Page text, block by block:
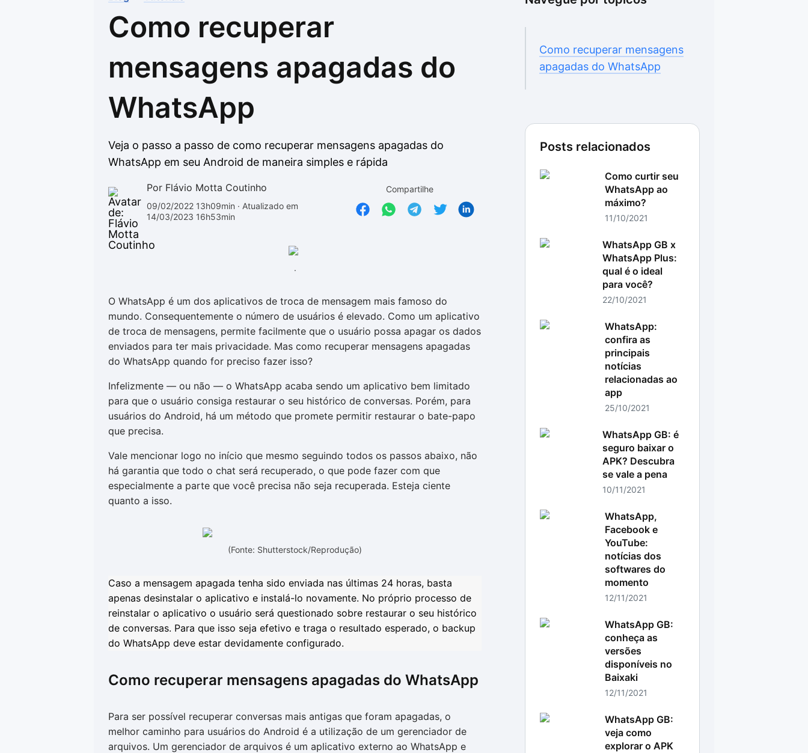
Drivers
Outros
Como recuperar
mensagens apagadas do
WhatsApp
Veja o passo a passo de como recuperar mensagens apagadas do
WhatsApp em seu Android de maneira simples e rápida
Por Flávio Motta Coutinho
09/02/2022 13h09min · Atualizado em
14/03/2023 16h53min
Compartilhe
.
O WhatsApp é um dos aplicativos de troca de mensagem mais famoso do
mundo. Consequentemente o número de usuários é elevado. Como um aplicativo
de troca de mensagens, permite facilmente que o usuário possa apagar os dados
enviados para ter mais privacidade. Mas como recuperar mensagens apagadas
do WhatsApp quando for preciso fazer isso?
Infelizmente — ou não — o WhatsApp acaba sendo um aplicativo bem limitado
para que o usuário consiga restaurar o seu histórico de conversas. Porém, para
usuários do Android, há um método que promete permitir restaurar o bate-papo
que precisa.
Vale mencionar logo no início que mesmo seguindo todos os passos abaixo, não
há garantia que todo o chat será recuperado, o que pode fazer com que
especialmente a parte que você precisa não seja recuperada. Esteja ciente
quanto a isso.
(Fonte: Shutterstock/Reprodução)
Caso a mensagem apagada tenha sido enviada nas últimas 24 horas, basta
apenas desinstalar o aplicativo e instalá-lo novamente. No próprio processo de
reinstalar o aplicativo o usuário será questionado sobre restaurar o seu histórico
de conversas. Para que isso seja efetivo e traga o resultado esperado, o backup
do WhatsApp deve estar devidamente configurado.
Como recuperar mensagens apagadas do WhatsApp
Para ser possível recuperar conversas mais antigas que foram apagadas, o
melhor caminho para usuários do Android é a utilização de um gerenciador de
arquivos. Um gerenciador de arquivos é um aplicativo externo ao WhatsApp e
Como recuperar mensagens
apagadas do WhatsApp
Posts relacionados
Como curtir seu
WhatsApp ao
máximo?
11/10/2021
WhatsApp GB x
WhatsApp Plus:
qual é o ideal
para você?
22/10/2021
WhatsApp:
confira as
principais
notícias
relacionadas ao
app
25/10/2021
WhatsApp GB: é
seguro baixar o
APK? Descubra
se vale a pena
10/11/2021
WhatsApp,
Facebook e
YouTube:
notícias dos
softwares do
momento
12/11/2021
WhatsApp GB:
conheça as
versões
disponíveis no
Baixaki
12/11/2021
WhatsApp GB:
veja como
explorar o APK